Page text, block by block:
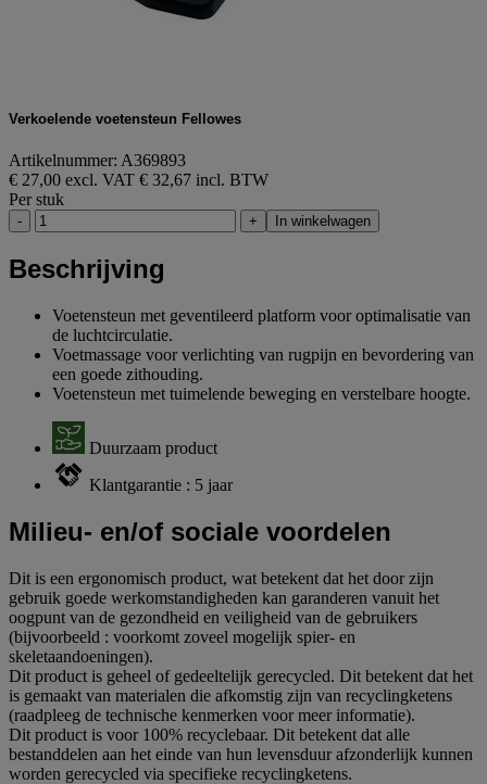
Verkoelende voetensteun Fellowes
Artikelnummer: A369893
€ 27,00 excl. VAT € 32,67 incl. BTW
Per stuk
- + In winkelwagen
Beschrijving
Voetensteun met geventileerd platform voor optimalisatie van
de luchtcirculatie.
Voetmassage voor verlichting van rugpijn en bevordering van
een goede zithouding.
Voetensteun met tuimelende beweging en verstelbare hoogte.
Duurzaam product
Klantgarantie : 5 jaar
Milieu- en/of sociale voordelen
Dit is een ergonomisch product, wat betekent dat het door zijn
gebruik goede werkomstandigheden kan garanderen vanuit het
oogpunt van de gezondheid en veiligheid van de gebruikers
(bijvoorbeeld : voorkomt zoveel mogelijk spier- en
skeletaandoeningen).
Dit product is geheel of gedeeltelijk gerecycled. Dit betekent dat het
is gemaakt van materialen die afkomstig zijn van recyclingketens
(raadpleeg de technische kenmerken voor meer informatie).
Dit product is voor 100% recyclebaar. Dit betekent dat alle
bestanddelen aan het einde van hun levensduur afzonderlijk kunnen
worden gerecycled via specifieke recyclingketens.